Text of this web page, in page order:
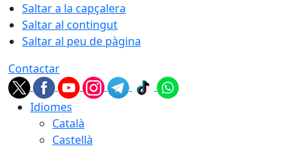
Saltar a la capçalera
Saltar al contingut
Saltar al peu de pàgina
Contactar
Idiomes
Català
Castellà